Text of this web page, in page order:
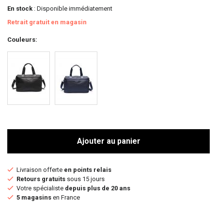
En stock : Disponible immédiatement
Retrait gratuit en magasin
Couleurs
Ajouter au panier
Livraison offerte en points relais
Retours gratuits sous 15 jours
Votre spécialiste depuis plus de 20 ans
5 magasins en France